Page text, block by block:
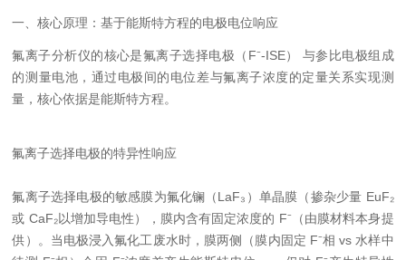
一、核心原理：基于能斯特方程的电极电位响应
氟离子分析仪的核心是氟离子选择电极（F⁻-ISE） 与参比电极组成
的测量电池，通过电极间的电位差与氟离子浓度的定量关系实现测
量，核心依据是能斯特方程。
氟离子选择电极的特异性响应
氟离子选择电极的敏感膜为氟化镧（LaF₃）单晶膜（掺杂少量 EuF₂
或 CaF₂以增加导电性），膜内含有固定浓度的 F⁻（由膜材料本身提
供）。当电极浸入氟化工废水时，膜两侧（膜内固定 F⁻相 vs 水样中